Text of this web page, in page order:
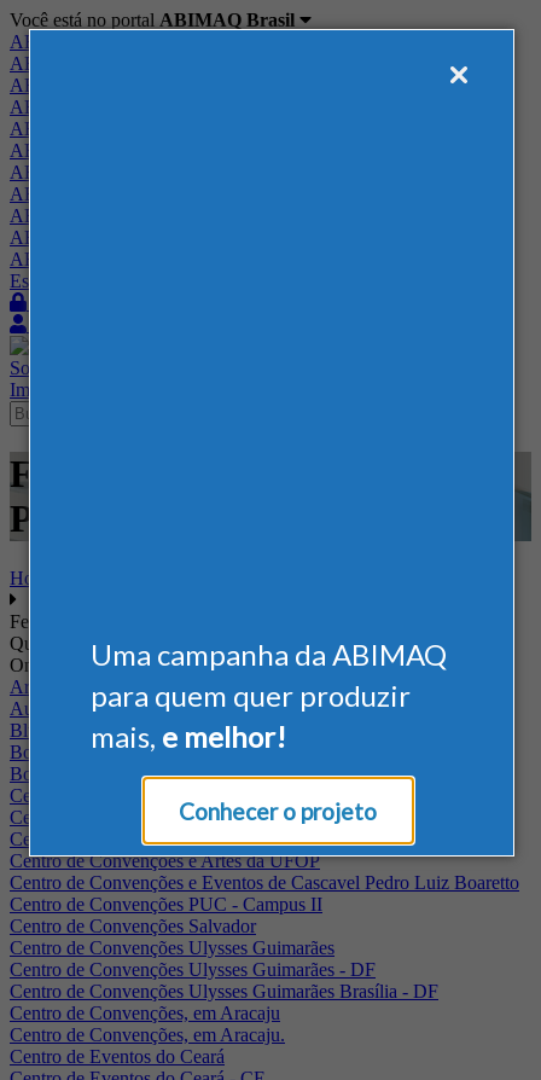
Uma campanha da ABIMAQ
para quem quer produzir
mais, e melhor!
Conhecer o projeto
Você está no portal ABIMAQ Brasil
ABIMAQ Brasil
ABIMAQ Minas Gerais
ABIMAQ Norte-Nordeste
ABIMAQ Paraná
ABIMAQ Piracicaba
ABIMAQ Ribeirão Preto
ABIMAQ Rio de Janeiro
ABIMAQ Rio Grande do Sul
ABIMAQ Santa Catarina
ABIMAQ São Paulo
ABIMAQ Vale do Paraíba
Escritório de Relações Governamentais
Sobre
Imprensa
Feiras - Blumenau - SC -
Plástico
Home
Feiras
Quando
Onde
Arena Jaguariuna
Auditório Albano Franco - FIEPA
Blumenau - SC
BolognaFiere
Boulevard Olimpico - RJ
Centro Internacional de Convenções do Brasil, em Brasília
Centro de Convenções - SE
Centro de Convenções de Pernambuco - PE
Centro de Convenções e Artes da UFOP
Centro de Convenções e Eventos de Cascavel Pedro Luiz Boaretto
Centro de Convenções PUC - Campus II
Centro de Convenções Salvador
Centro de Convenções Ulysses Guimarães
Centro de Convenções Ulysses Guimarães - DF
Centro de Convenções Ulysses Guimarães Brasília - DF
Centro de Convenções, em Aracaju
Centro de Convenções, em Aracaju.
Centro de Eventos do Ceará